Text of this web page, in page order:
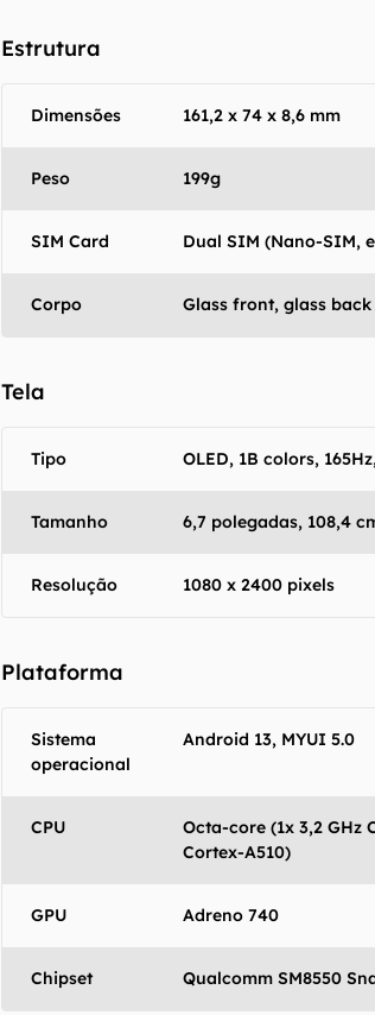
Estrutura
Dimensões 161,2 x 74 x 8,6 mm
Peso 199g
SIM Card Dual SIM (Nano-SIM,
Corpo Glass front, glass
Tela
Tipo OLED, 1B colors,
Tamanho 6,7 polegadas, 108,4
Resolução 1080 x 2400 pixels
Plataforma
Sistema
operacional
Android 13, MYUI 5.0
CPU
Octa-core (1x 3,2 GHz
Cortex-A510)
GPU Adreno 740
Chipset Qualcomm SM8550
O Canaltech mantém esforço
recomendamos que você visite
Aviso legal: O Canaltech não se
mesmo os resultados obtidos
em relação aos resultados